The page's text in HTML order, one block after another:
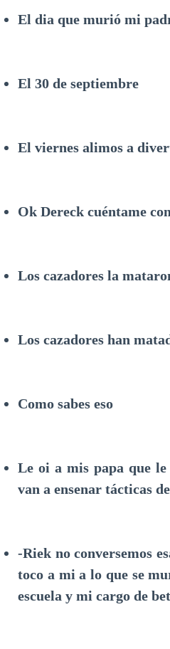
El dia que murió mi
El 30 de septiembre
El viernes alimos a
Ok Dereck cuéntame
Los cazadores la
Los cazadores han
Como sabes eso
Le oi a mis papa que
van a ensenar tácticas
-Riek no conversemos
toco a mi a lo que se
escuela y mi cargo de